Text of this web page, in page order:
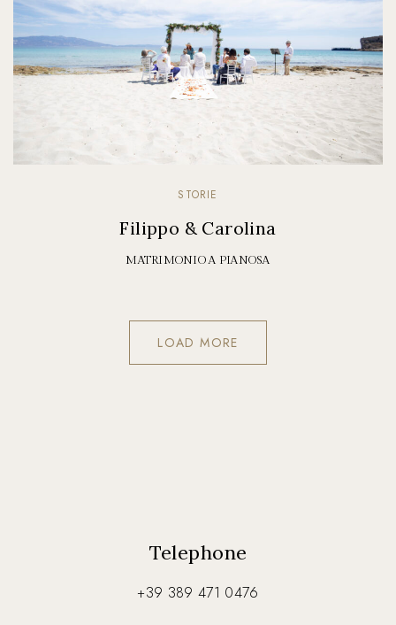
STORIE
Filippo & Carolina
MATRIMONIO A PIANOSA
LOAD MORE
Telephone
+39 389 471 0476